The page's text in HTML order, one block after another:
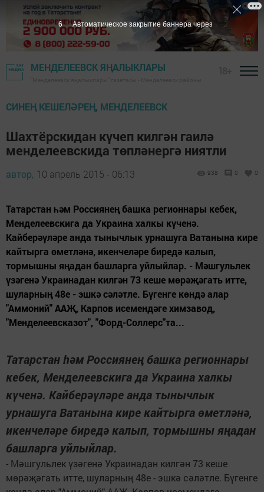
МЕНДЕЛЕЕВСК ЯҢАЛЫКЛАРЫ
СИНЕҢ КЕШЕЛӘРЕҢ, МЕНДЕЛЕЕВСК
Шахтёрскидан күчеп килгән гаилә
менделеевскида төпләнергә ниятли
автор, 10 апрель 2015 - 06:13 938 0 0
Татарстан һәм Россиянең башка регионнары кебек,
Менделеевскига да Украина халкы күченә.
Кайберәүләре анда тынычлык урнашуга Ватанына кире
кайтырга өметләнә, икенчеләре биредә калып,
тормышны яңадан башларга уйлыйлар. - Мәшгульлек
үзәгенә Украинадан килгән 73 кеше мөрәҗәгать итте,
шуларның 48е - эшкә сәләтле. Бүгенге көндә алар
"Аммоний" ААҖ, Карпов исемендәге химзавод,
"Менделеевсказот", "Форд-Соллерс"та...
Татарстан һәм Россиянең башка регионнары
кебек, Менделеевскига да Украина халкы
күченә. Кайберәүләре анда тынычлык
урнашуга Ватанына кире кайтырга өметләнә,
икенчеләре биредә калып, тормышны яңадан
башларга уйлыйлар.
- Мәшгульлек үзәгенә Украинадан килгән 73 кеше
мөрәҗәгать итте, шуларның 48е - эшкә сәләтле. Бүгенге
5 Автоматическое закрытие баннера через